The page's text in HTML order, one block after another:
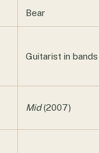
Bear
Guitarist in
Mid(2007)